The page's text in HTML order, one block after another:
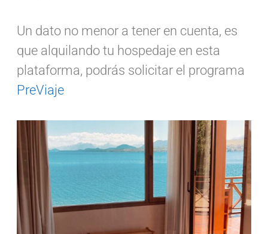
Un dato no menor a tener en cuenta, es
que alquilando tu hospedaje en esta
plataforma, podrás solicitar el programa
PreViaje